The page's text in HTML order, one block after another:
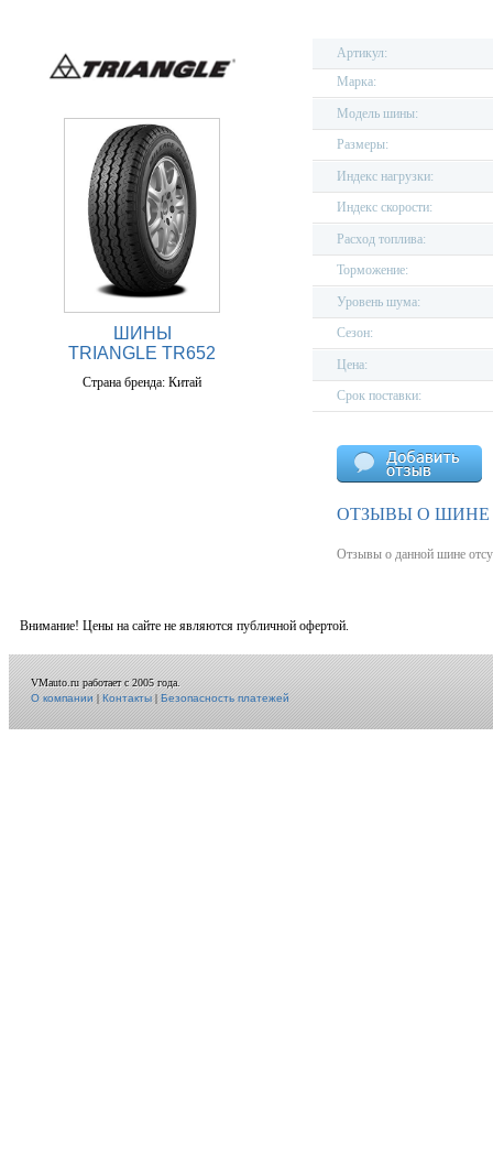
ШИНЫ
TRIANGLE TR652
Страна бренда: Китай
Артикул:
Марка:
Модель шины:
Размеры:
Индекс нагрузки:
Индекс скорости:
Расход топлива:
Торможение:
Уровень шума:
Сезон:
Цена:
Срок поставки:
ОТЗЫВЫ О ШИНЕ
Отзывы о данной шине
Внимание! Цены на сайте не являются публичной офертой.
VMauto.ru работает с 2005 года.
О компании|Контакты|Безопасность платежей